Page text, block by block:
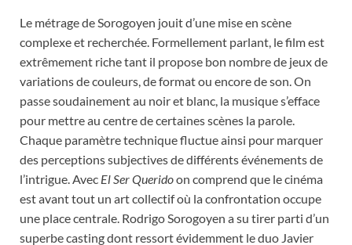
Le métrage de Sorogoyen jouit d’une mise en scène
complexe et recherchée. Formellement parlant, le film est
extrêmement riche tant il propose bon nombre de jeux de
variations de couleurs, de format ou encore de son. On
passe soudainement au noir et blanc, la musique s’efface
pour mettre au centre de certaines scènes la parole.
Chaque paramètre technique fluctue ainsi pour marquer
des perceptions subjectives de différents événements de
l’intrigue. Avec El Ser Queridoon comprend que le cinéma
est avant tout un art collectif où la confrontation occupe
une place centrale. Rodrigo Sorogoyen a su tirer parti d’un
superbe casting dont ressort évidemment le duo Javier